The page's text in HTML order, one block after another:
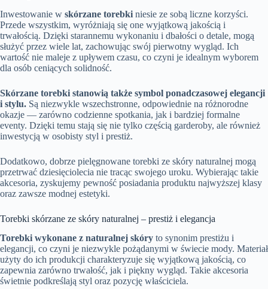
Inwestowanie w skórzane torebki niesie ze sobą liczne korzyści.
Przede wszystkim, wyróżniają się one wyjątkową jakością i
trwałością. Dzięki starannemu wykonaniu i dbałości o detale, mogą
służyć przez wiele lat, zachowując swój pierwotny wygląd. Ich
wartość nie maleje z upływem czasu, co czyni je idealnym wyborem
dla osób ceniących solidność.
Skórzane torebki stanowią także symbol ponadczasowej elegancji
i stylu. Są niezwykle wszechstronne, odpowiednie na różnorodne
okazje — zarówno codzienne spotkania, jak i bardziej formalne
eventy. Dzięki temu stają się nie tylko częścią garderoby, ale również
inwestycją w osobisty styl i prestiż.
Dodatkowo, dobrze pielęgnowane torebki ze skóry naturalnej mogą
przetrwać dziesięciolecia nie tracąc swojego uroku. Wybierając takie
akcesoria, zyskujemy pewność posiadania produktu najwyższej klasy
oraz zawsze modnej estetyki.
Torebki skórzane ze skóry naturalnej – prestiż i elegancja
Torebki wykonane z naturalnej skóry to synonim prestiżu i
elegancji, co czyni je niezwykle pożądanymi w świecie mody. Materiał
użyty do ich produkcji charakteryzuje się wyjątkową jakością, co
zapewnia zarówno trwałość, jak i piękny wygląd. Takie akcesoria
świetnie podkreślają styl oraz pozycję właściciela.